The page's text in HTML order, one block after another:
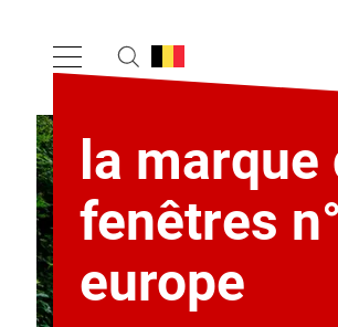
la marque
fenêtres
europe